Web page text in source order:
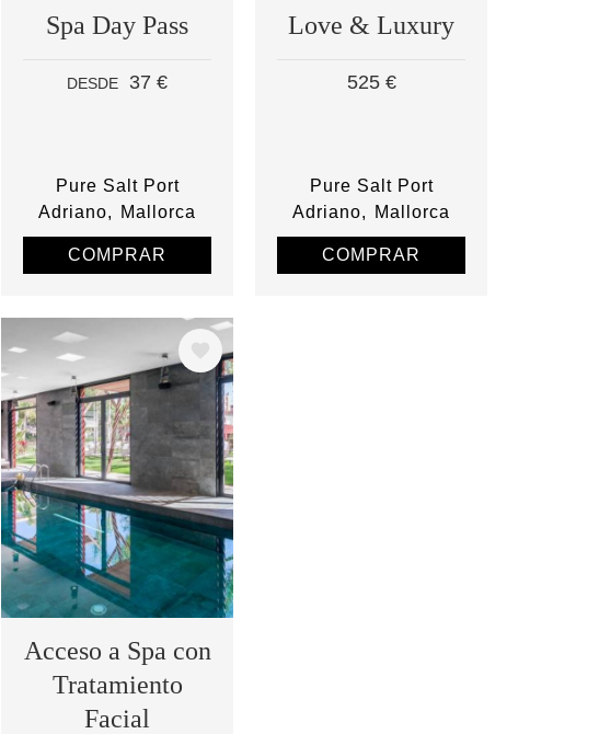
Spa Day Pass
DESDE 37 €
Pure Salt Port
Adriano
Mallorca
COMPRAR
Love & Luxury
525 €
Pure Salt Port
Adriano
Mallorca
COMPRAR
Image
Acceso a Spa con
Tratamiento
Facial